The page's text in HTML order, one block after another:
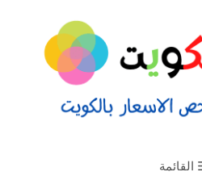
القائمة